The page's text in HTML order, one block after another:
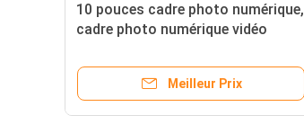
10 pouces cadre photo numérique,
cadre photo numérique vidéo
Meilleur Prix